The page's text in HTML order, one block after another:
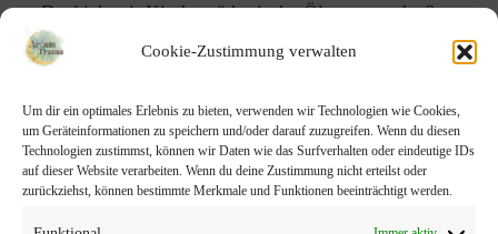
Cookie-Zustimmung verwalten
Um dir ein optimales Erlebnis zu bieten, verwenden wir Technologien wie Cookies,
um Geräteinformationen zu speichern und/oder darauf zuzugreifen. Wenn du diesen
Technologien zustimmst, können wir Daten wie das Surfverhalten oder eindeutige IDs
auf dieser Website verarbeiten. Wenn du deine Zustimmung nicht erteilst oder
zurückziehst, können bestimmte Merkmale und Funktionen beeinträchtigt werden.
Öle
Darf ich mit Kindern ätherische Öle verwenden?
Ja bitte doch, ABER richtig! So oft werde ich das
Meistens frage ich sie, wie sie drauf kommen, dass
es nicht geht! Und fast immer kommt die
Antwort… ich hab da mal was
gehört/gelesen/erzählt bekommen. Traurig aber